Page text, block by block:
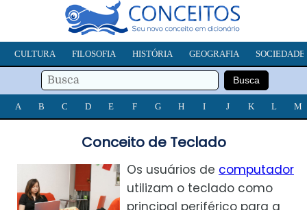
CULTURA FILOSOFIA HISTÓRIA GEOGRAFIA SOCIEDADE
A B C D E F G H I J K L M
Conceito de Teclado
Os usuários de computador
utilizam o teclado como